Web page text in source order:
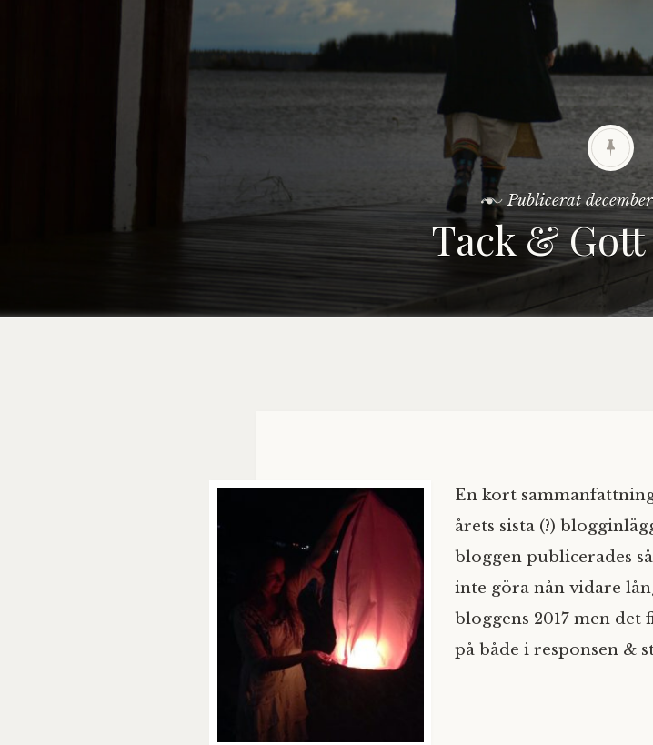
Publicerat
Tack &
En kort
årets sista (?)
bloggen publicerades så
inte göra nån vidare
bloggens 2017 men det
på både i responsen &